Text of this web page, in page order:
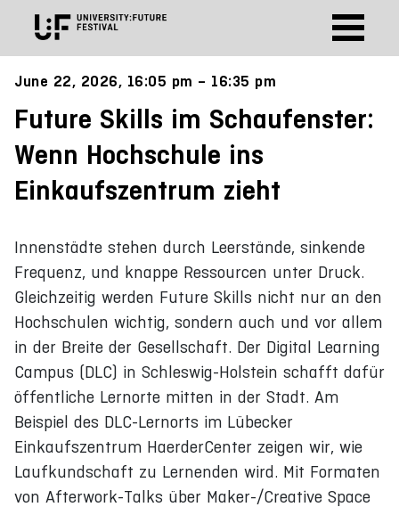
June 22, 2026, 16:05 pm – 16:35 pm
Future Skills im Schaufenster:
Wenn Hochschule ins
Einkaufszentrum zieht
Innenstädte stehen durch Leerstände, sinkende
Frequenz, und knappe Ressourcen unter Druck.
Gleichzeitig werden Future Skills nicht nur an den
Hochschulen wichtig, sondern auch und vor allem
in der Breite der Gesellschaft. Der Digital Learning
Campus (DLC) in Schleswig-Holstein schafft dafür
öffentliche Lernorte mitten in der Stadt. Am
Beispiel des DLC-Lernorts im Lübecker
Einkaufszentrum HaerderCenter zeigen wir, wie
Laufkundschaft zu Lernenden wird. Mit Formaten
von Afterwork-Talks über Maker-/Creative Space